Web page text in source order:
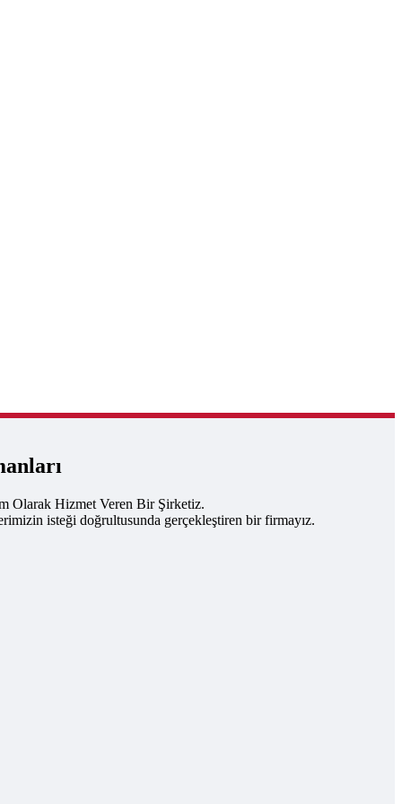
Olarak Hizmet Veren Bir Şirketiz.
isteği doğrultusunda gerçekleştiren bir firmayız.